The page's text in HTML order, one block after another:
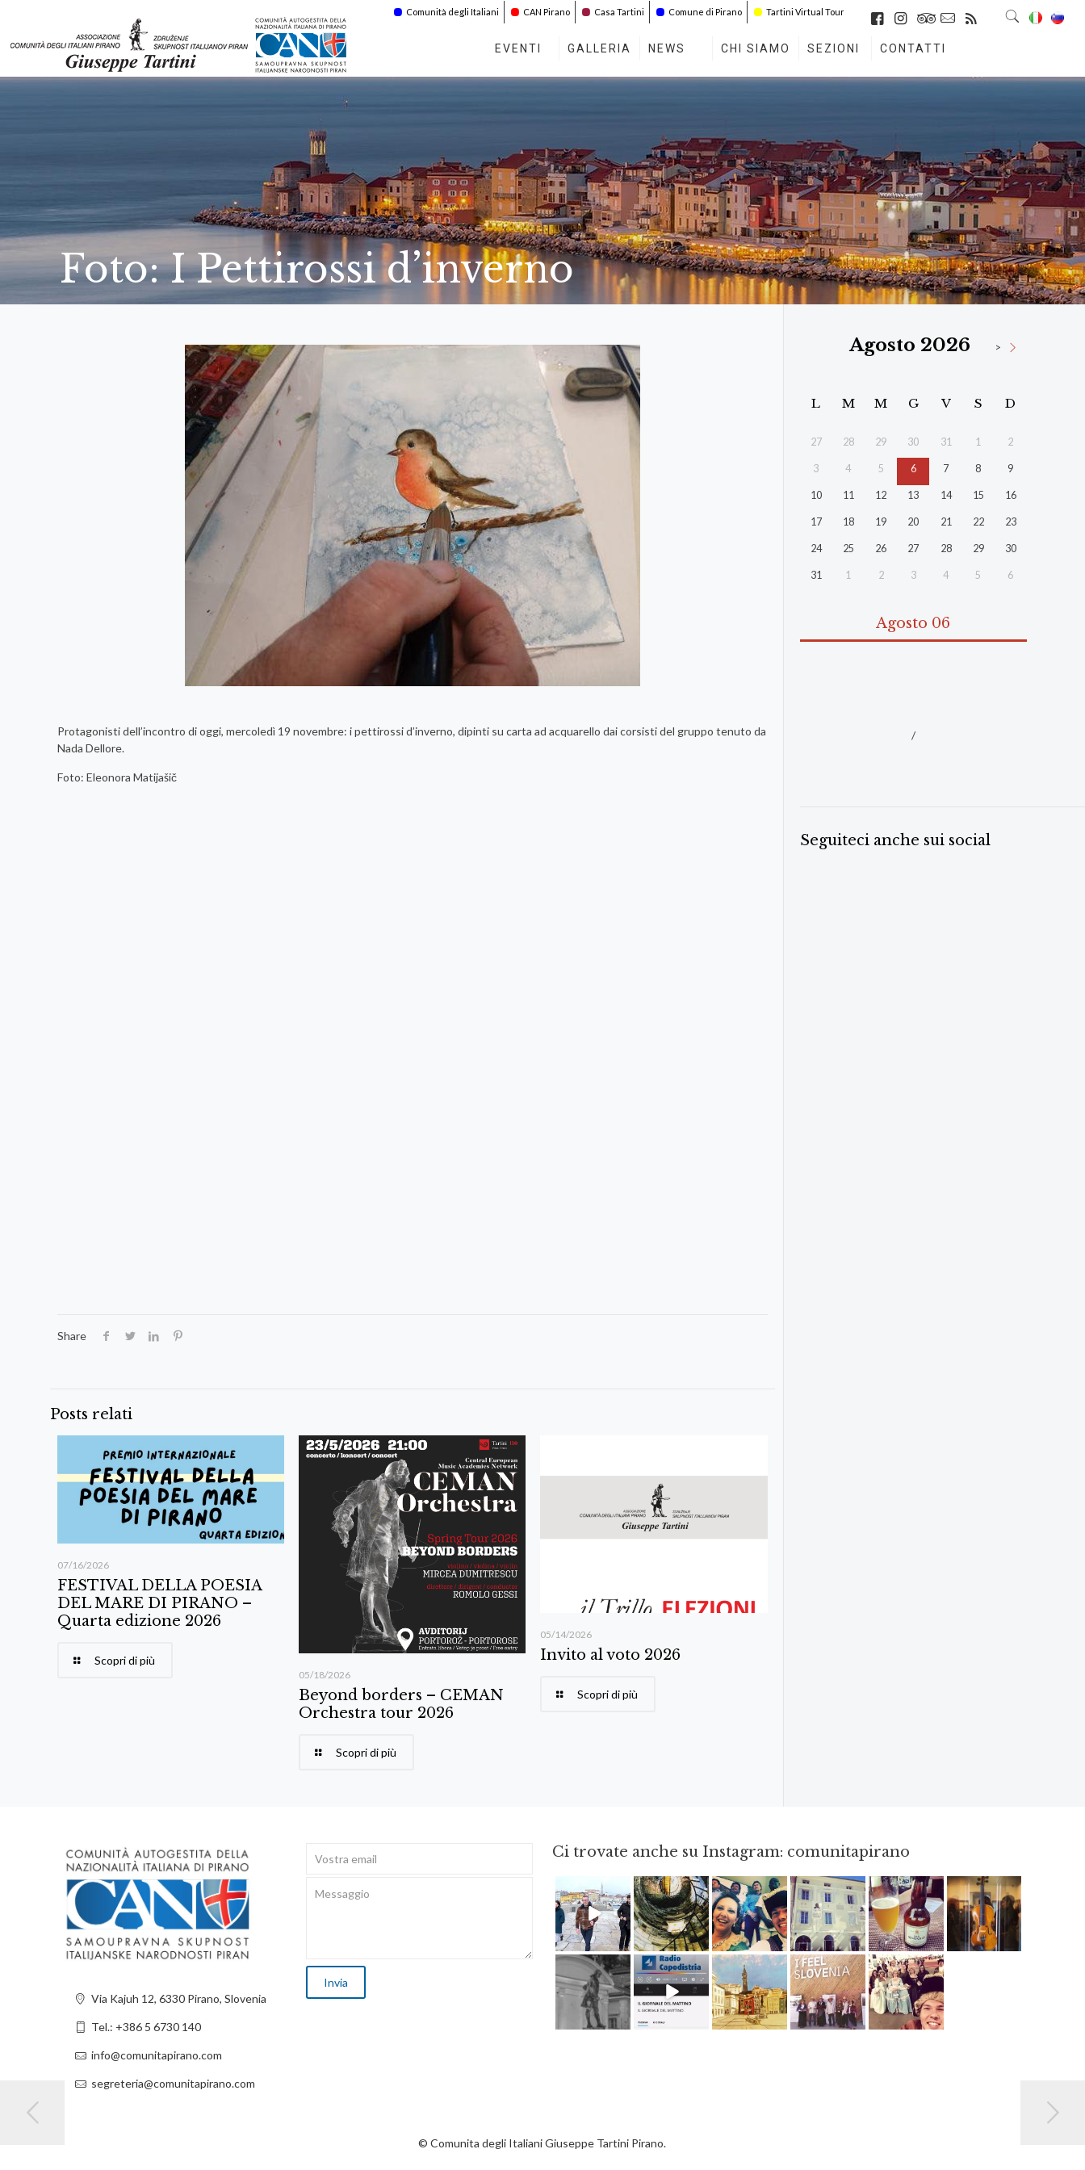
Comunità degli Italiani CAN Pirano Casa Tartini Comune di Pirano Tartini Virtual Tour
EVENTI GALLERIA NEWS CHI SIAMO SEZIONI CONTATTI
Foto: I Pettirossi d’inverno
Protagonisti dell’incontro di oggi, mercoledì 19 novembre: i pettirossi d’inverno, dipinti su carta ad acquarello dai corsisti del gruppo tenuto da
Nada Dellore.
Foto: Eleonora Matijašič
Share
Posts relati
07/16/2026
FESTIVAL DELLA POESIA
DEL MARE DI PIRANO –
Quarta edizione 2026
Scopri di più
05/18/2026
Beyond borders – CEMAN
Orchestra tour 2026
Scopri di più
05/14/2026
Invito al voto 2026
Scopri di più
Agosto 2026 >
L M M G V S D
27 28 29 30 31 1 2
3 4 5 6 7 8 9
10 11 12 13 14 15 16
17 18 19 20 21 22 23
24 25 26 27 28 29 30
31 1 2 3 4 5 6
Agosto 06
/
Seguiteci anche sui social
Via Kajuh 12, 6330 Pirano, Slovenia
Tel.: +386 5 6730 140
info@comunitapirano.com
segreteria@comunitapirano.com
Ci trovate anche su Instagram: comunitapirano
Feb 16 Ago 3 Mag 23 Apr 3 Giu 3 Apr 8
Apr 18 Giu 12 Mag 2 Mag 15
© Comunita degli Italiani Giuseppe Tartini Pirano.